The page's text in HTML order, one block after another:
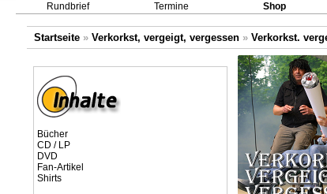
Rundbrief Termine Shop
Startseite » Verkorkst, vergeigt, vergessen » Verkorkst.
Bücher
CD / LP
DVD
Fan-Artikel
Shirts